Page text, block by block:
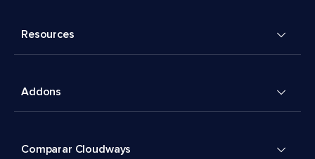
Resources
Addons
Comparar Cloudways